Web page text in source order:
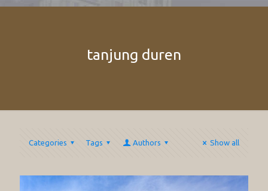
tanjung duren
Categories Tags Authors Show all